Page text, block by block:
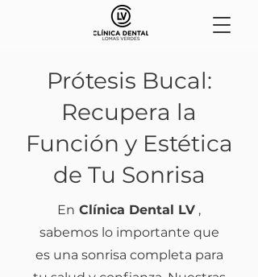
Prótesis Bucal:
Recupera la
Función y Estética
de Tu Sonrisa
En Clínica Dental LV ,
sabemos lo importante que
es una sonrisa completa para